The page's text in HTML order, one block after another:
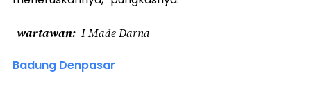
wartawan I Made Darna
Badung Denpasar